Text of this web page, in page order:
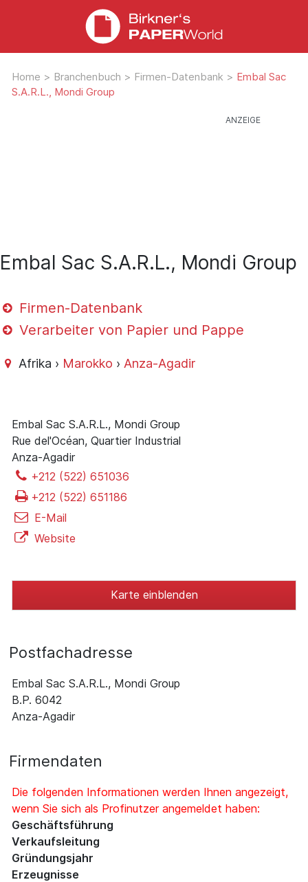
Home > Branchenbuch > Firmen-Datenbank > Embal Sac
S.A.R.L., Mondi Group
Embal Sac S.A.R.L., Mondi Group
Firmen-Datenbank
Verarbeiter von Papier und Pappe
Afrika › Marokko › Anza-Agadir
Embal Sac S.A.R.L., Mondi Group
Rue del'Océan, Quartier Industrial
Anza-Agadir
+212 (522) 651036
+212 (522) 651186
E-Mail
Website
Karte einblenden
Postfachadresse
Embal Sac S.A.R.L., Mondi Group
B.P. 6042
Anza-Agadir
Firmendaten
Die folgenden Informationen werden Ihnen angezeigt,
wenn Sie sich als Profinutzer angemeldet haben:
Geschäftsführung
Verkaufsleitung
Gründungsjahr
Erzeugnisse